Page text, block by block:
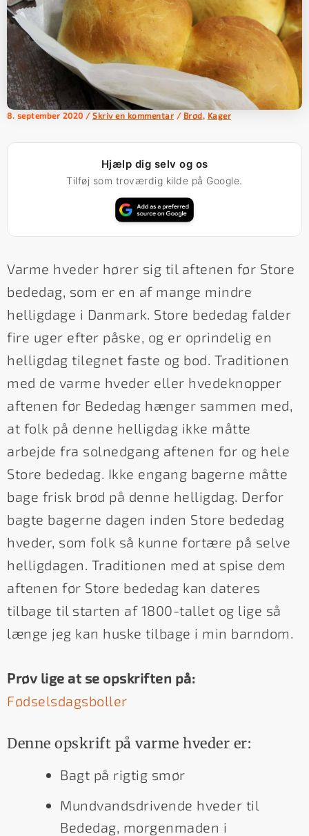
8. september 2020 / Skriv en kommentar / Brød Kager
Hjælp dig selv og os
Tilføj som troværdig kilde på Google.
Varme hveder hører sig til aftenen før Store
bededag, som er en af mange mindre
helligdage i Danmark. Store bededag falder
fire uger efter påske, og er oprindelig en
helligdag tilegnet faste og bod. Traditionen
med de varme hveder eller hvedeknopper
aftenen før Bededag hænger sammen med,
at folk på denne helligdag ikke måtte
arbejde fra solnedgang aftenen før og hele
Store bededag. Ikke engang bagerne måtte
bage frisk brød på denne helligdag. Derfor
bagte bagerne dagen inden Store bededag
hveder, som folk så kunne fortære på selve
helligdagen. Traditionen med at spise dem
aftenen før Store bededag kan dateres
tilbage til starten af 1800-tallet og lige så
længe jeg kan huske tilbage i min barndom.
Prøv lige at se opskriften på:
Fødselsdagsboller
Denne opskrift på varme hveder er:
Bagt på rigtig smør
Mundvandsdrivende hveder til
Bededag, morgenmaden i